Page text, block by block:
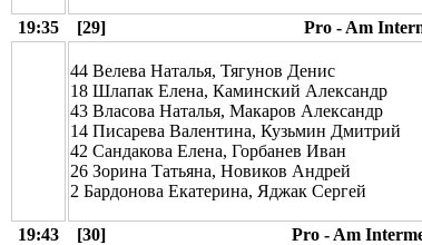
19:35 [29] Pro - Am
44 Велева Наталья, Тягунов Денис
18 Шлапак Елена, Каминский Александр
43 Власова Наталья, Макаров Александр
14 Писарева Валентина, Кузьмин Дмитрий
42 Сандакова Елена, Горбанев Иван
26 Зорина Татьяна, Новиков Андрей
2 Бардонова Екатерина, Яджак Сергей
19:43 [30] Pro - Am